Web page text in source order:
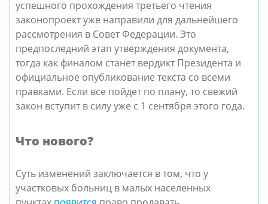
успешного прохождения третьего чтения
законопроект уже направили для дальнейшего
рассмотрения в Совет Федерации. Это
предпоследний этап утверждения документа,
тогда как финалом станет вердикт Президента и
официальное опубликование текста со всеми
правками. Если все пойдет по плану, то свежий
закон вступит в силу уже с 1 сентября этого года.
Что нового?
Суть изменений заключается в том, что у
участковых больниц в малых населенных